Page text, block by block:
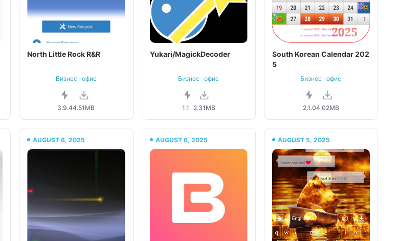
North Little Rock R&R
Бизнес -офис
3.9.44.51MB
Yukari/MagickDecoder
Бизнес -офис
1.1 2.31MB
South Korean Calendar 202
5
Бизнес -офис
2.1.04.02MB
AUGUST 6, 2025 AUGUST 6, 2025 AUGUST 5, 2025